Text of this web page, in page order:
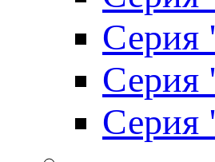
Серия
Серия
Серия